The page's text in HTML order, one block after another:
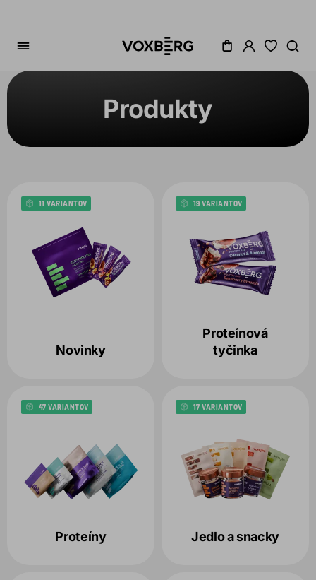
Produkty
Novinky
11 VARIANTOV
Proteínová
tyčinka
19 VARIANTOV
Proteíny
47 VARIANTOV
Jedlo a snacky
17 VARIANTOV
Cena
Akcia
Dostupné
Produkt
Zvolené filtre:
BALENIE:30G PRODUKT: VEGAN PROTEIN